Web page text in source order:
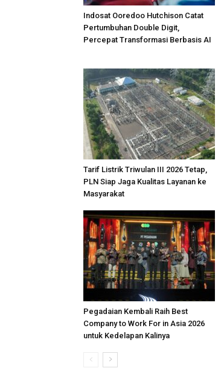
Indosat Ooredoo Hutchison Catat
Pertumbuhan Double Digit,
Percepat Transformasi Berbasis AI
Tarif Listrik Triwulan III 2026 Tetap,
PLN Siap Jaga Kualitas Layanan ke
Masyarakat
Pegadaian Kembali Raih Best
Company to Work For in Asia 2026
untuk Kedelapan Kalinya